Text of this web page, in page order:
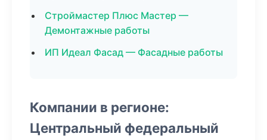
Строймастер Плюс Мастер —
Демонтажные работы
ИП Идеал Фасад — Фасадные работы
Компании в регионе:
Центральный федеральный